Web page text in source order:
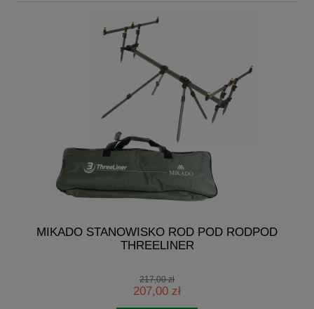
MIKADO STANOWISKO ROD POD RODPOD
THREELINER
217,00 zł
207,00 zł